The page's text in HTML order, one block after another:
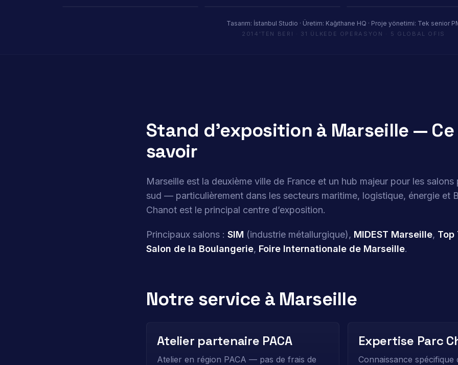
Tasarım: İstanbul Studio · Üretim: Kağıthane HQ · Proje yönetimi: Tek senior
2014'TEN BERI · 31 ÜLKEDE OPERASYON · 5 GLOBAL OFIS
Stand d’exposition à Marseille —
savoir
Marseille est la deuxième ville de France et un hub majeur pour les
sud — particulièrement dans les secteurs maritime, logistique, énergie et
Chanot est le principal centre d’exposition.
Principaux salons : SIM (industrie métallurgique), MIDEST Marseille, Top
Salon de la Boulangerie, Foire Internationale de Marseille.
Notre service à Marseille
Atelier partenaire PACA
Atelier en région PACA — pas de frais de
Expertise Parc
Connaissance spécifique